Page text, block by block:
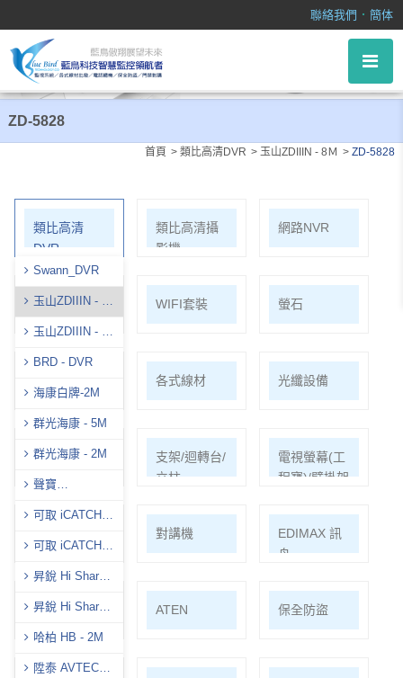
聯絡我們 ． 簡体
ZD-5828
首頁 類比高清DVR 玉山ZDIIIN - 8Ｍ ZD-5828
類比高清
DVR
Swann_DVR
玉山ZDIIIN - 8
Ｍ
玉山ZDIIIN - 5
BRD - DVR
海康白牌-2M
群光海康 - 5M
群光海康 - 2M
聲寶
可取 iCATCH -
可取 iCATCH -
昇銳 Hi Sharp -
昇銳 Hi Sharp-
哈柏 HB - 2M
陞泰 AVTECH -
類比高清攝
影機
網路NVR
網路攝影機 WIFI套裝 螢石
各式線材 光纖設備
耗材/手工具/
接頭/漏電盒
支架/迴轉台/
立柱
電視螢幕(工
程寶)/壁掛架
對講機
EDIMAX 訊
舟
PSTEK 五角 ATEN 保全防盜